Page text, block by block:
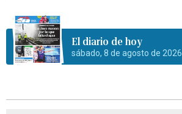
El diario de hoy
sábado, 8 de agosto de 2026